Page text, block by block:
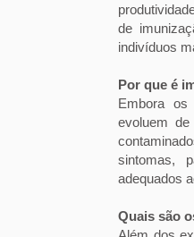
de
indivíduos
Por que é
Embora os
evoluem
sintomas,
adequados
Quais são